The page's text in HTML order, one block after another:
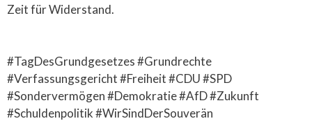
Zeit für Widerstand.
#TagDesGrundgesetzes #Grundrechte
#Verfassungsgericht #Freiheit #CDU #SPD
#Sondervermögen #Demokratie #AfD #Zukunft
#Schuldenpolitik #WirSindDerSouverän